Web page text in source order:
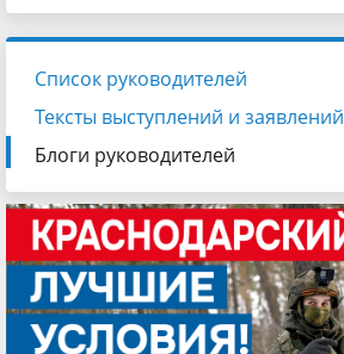
Список руководителей
Тексты выступлений и заявлений
Блоги руководителей